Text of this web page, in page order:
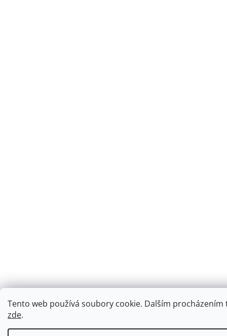
Tento web používá soubory cookie. Dalším
zde.